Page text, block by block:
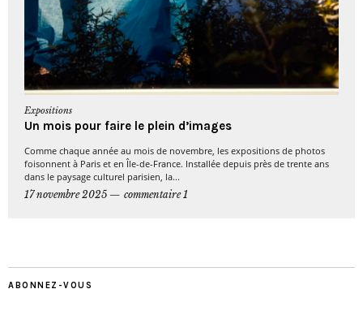
Expositions
Un mois pour faire le plein d’images
Comme chaque année au mois de novembre, les expositions de photos
foisonnent à Paris et en Île-de-France. Installée depuis près de trente ans
dans le paysage culturel parisien, la...
17 novembre 2025
commentaire 1
ABONNEZ-VOUS